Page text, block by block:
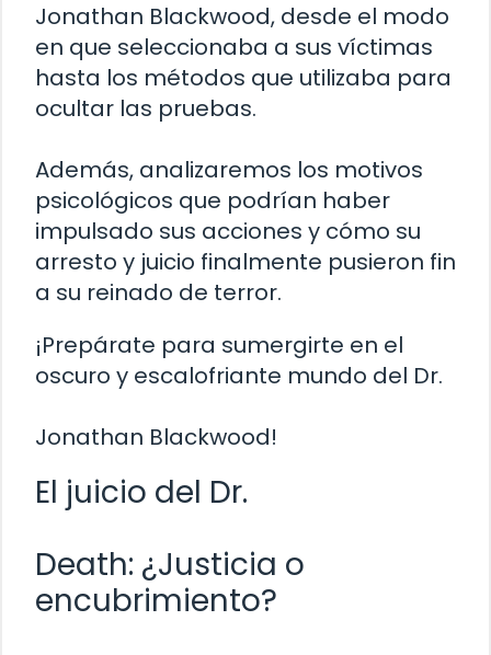
Jonathan Blackwood, desde el modo
en que seleccionaba a sus víctimas
hasta los métodos que utilizaba para
ocultar las pruebas.
Además, analizaremos los motivos
psicológicos que podrían haber
impulsado sus acciones y cómo su
arresto y juicio finalmente pusieron fin
a su reinado de terror.
¡Prepárate para sumergirte en el
oscuro y escalofriante mundo del Dr.
Jonathan Blackwood!
El juicio del Dr.
Death: ¿Justicia o
encubrimiento?